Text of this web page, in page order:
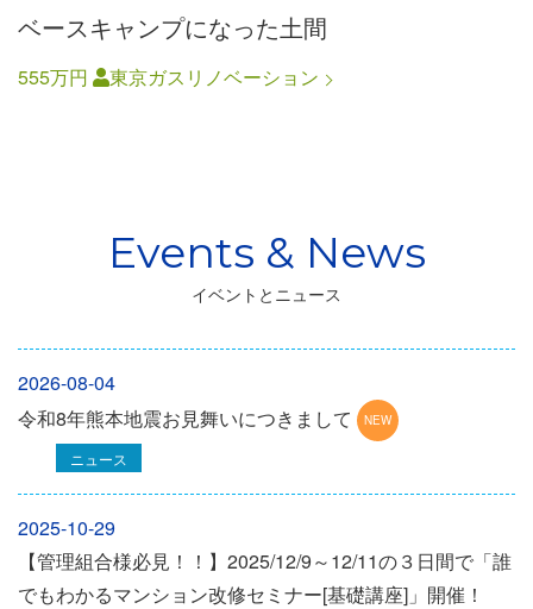
ベースキャンプになった土間
555万円 東京ガスリノベーション
イベントとニュース
2026-08-04
令和8年熊本地震お見舞いにつきまして
ニュース
2025-10-29
【管理組合様必見！！】2025/12/9～12/11の３日間で「誰
でもわかるマンション改修セミナー[基礎講座]」開催！